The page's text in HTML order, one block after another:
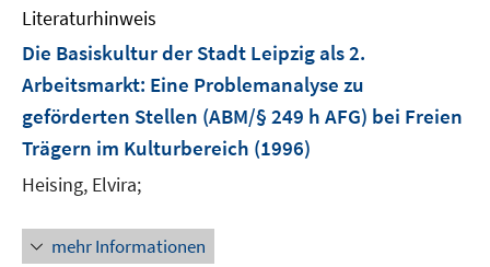
t
Literaturhinweis
Die Basiskultur der Stadt Leipzig als 2.
Arbeitsmarkt: Eine Problemanalyse zu
geförderten Stellen (ABM/§ 249 h AFG) bei Freien
Trägern im Kulturbereich (1996)
Heising, Elvira;
mehr Informationen